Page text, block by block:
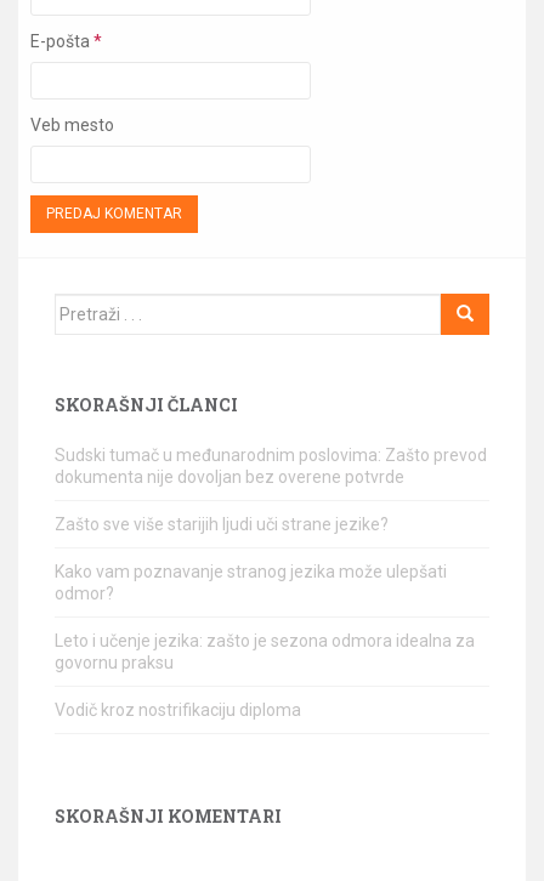
E-pošta *
Veb mesto
Traži
SKORAŠNJI ČLANCI
Sudski tumač u međunarodnim poslovima: Zašto prevod
dokumenta nije dovoljan bez overene potvrde
Zašto sve više starijih ljudi uči strane jezike?
Kako vam poznavanje stranog jezika može ulepšati
odmor?
Leto i učenje jezika: zašto je sezona odmora idealna za
govornu praksu
Vodič kroz nostrifikaciju diploma
SKORAŠNJI KOMENTARI